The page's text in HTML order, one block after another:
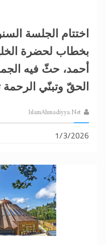
بخطاب لحضرة
أحمد، حثّ فيه
الحقّ وتبنّي
IslamAhmadiyya.Net
1/3/2026